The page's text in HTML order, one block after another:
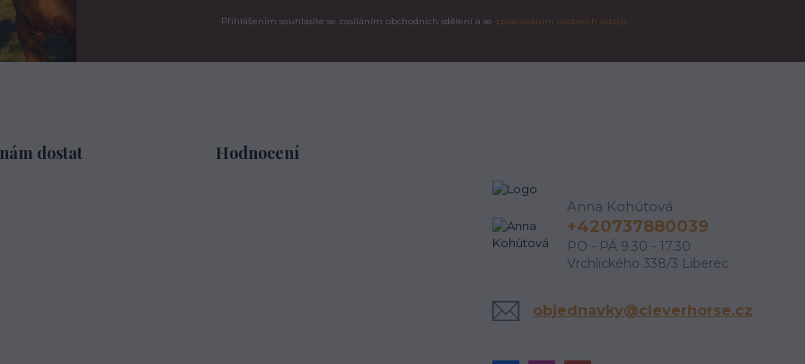
Přihlášením souhlasíte se zasíláním obchodních sdělení a se zpracováním osobních údajů.
dostat Hodnocení
Anna Kohútová
+420737880039
PO - PÁ 9.30 - 17.30
Vrchlického 338/3 Liberec
objednavky@cleverhorse.cz